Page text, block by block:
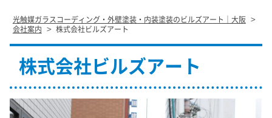
光触媒ガラスコーディング・外壁塗装・内装塗装のビルズアート｜大阪 >
会社案内 > 株式会社ビルズアート
株式会社ビルズアート